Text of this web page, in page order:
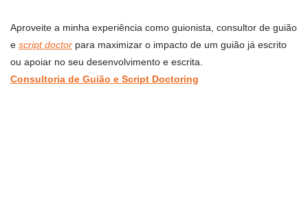
Aproveite a minha experiência como guionista, consultor de guião
e script doctor para maximizar o impacto de um guião já escrito
ou apoiar no seu desenvolvimento e escrita.
Consultoria de Guião e Script Doctoring